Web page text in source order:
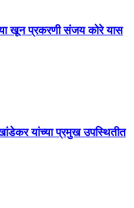
खून प्रकरणी संजय कोरे यास
यांच्या प्रमुख उपस्थितीत